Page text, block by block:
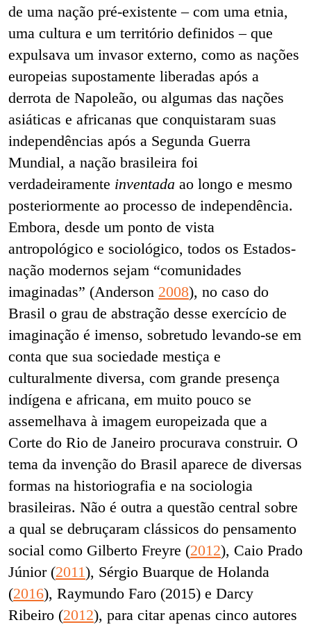
de uma nação pré-existente – com uma etnia,
uma cultura e um território definidos – que
expulsava um invasor externo, como as nações
europeias supostamente liberadas após a
derrota de Napoleão, ou algumas das nações
asiáticas e africanas que conquistaram suas
independências após a Segunda Guerra
Mundial, a nação brasileira foi
verdadeiramente inventada ao longo e mesmo
posteriormente ao processo de independência.
Embora, desde um ponto de vista
antropológico e sociológico, todos os Estados-
nação modernos sejam “comunidades
imaginadas” (Anderson 2008), no caso do
Brasil o grau de abstração desse exercício de
imaginação é imenso, sobretudo levando-se em
conta que sua sociedade mestiça e
culturalmente diversa, com grande presença
indígena e africana, em muito pouco se
assemelhava à imagem europeizada que a
Corte do Rio de Janeiro procurava construir. O
tema da invenção do Brasil aparece de diversas
formas na historiografia e na sociologia
brasileiras. Não é outra a questão central sobre
a qual se debruçaram clássicos do pensamento
social como Gilberto Freyre (2012), Caio Prado
Júnior (2011), Sérgio Buarque de Holanda
(2016), Raymundo Faro (2015) e Darcy
Ribeiro (2012), para citar apenas cinco autores